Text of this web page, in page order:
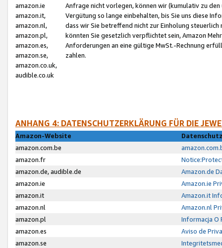
amazon.ie
amazon.it,
amazon.nl,
amazon.pl,
amazon.es,
amazon.se,
amazon.co.uk,
audible.co.uk
Anfrage nicht vorlegen, können wir (kumulativ zu
Vergütung so lange einbehalten, bis Sie uns diese
dass wir Sie betreffend nicht zur Einholung
könnten Sie gesetzlich verpflichtet sein, Amazon
Anforderungen an eine gültige MwSt.-Rechnung
zahlen.
ANHANG 4: DATENSCHUTZERKLÄRUNG FÜR DIE
Amazon-Website
amazon.com.be
amazon.fr
amazon.de, audible.de
Amazon.de
amazon.ie
Amazon.ie
amazon.it
Amazon.it
amazon.nl
Amazon.nl
amazon.pl
Informacja O
amazon.es
Aviso de
amazon.se